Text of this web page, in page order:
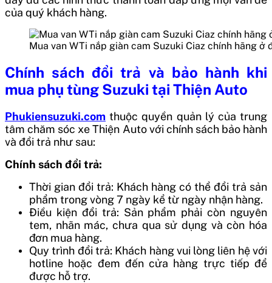
của quý khách hàng.
Mua van WTi nắp giàn cam Suzuki Ciaz chính hãng ở
Chính sách đổi trả và bảo hành khi
mua phụ tùng Suzuki tại Thiện Auto
Phukiensuzuki.com thuộc quyền quản lý của trung
tâm chăm sóc xe Thiện Auto với chính sách bảo hành
và đổi trả như sau:
Chính sách đổi trả:
Thời gian đổi trả: Khách hàng có thể đổi trả sản
phẩm trong vòng 7 ngày kể từ ngày nhận hàng.
Điều kiện đổi trả: Sản phẩm phải còn nguyên
tem, nhãn mác, chưa qua sử dụng và còn hóa
đơn mua hàng.
Quy trình đổi trả: Khách hàng vui lòng liên hệ với
hotline hoặc đem đến cửa hàng trực tiếp để
được hỗ trợ.